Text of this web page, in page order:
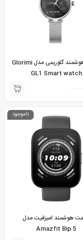
ساعت هوشمند گلوریمی مدل Glorimi
GL1 Smart watch
ناموجود
هوشمند امیزفیت مدل
Amazfit Bip 5